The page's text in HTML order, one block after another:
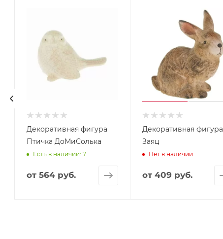
Декоративная фигура
Птичка ДоМиСолька
Есть в наличии: 7
от 564 руб.
Декоративная фигура
Заяц
Нет в наличии
от 409 руб.